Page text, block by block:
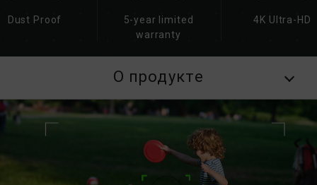
Dust Proof
5-year limited
warranty
4K Ultra-HD
О продукте